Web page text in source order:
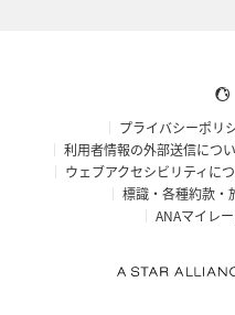
プライバシーポリ
利用者情報の外部送信につ
ウェブアクセシビリティに
標識・各種約款・
ANAマイレ